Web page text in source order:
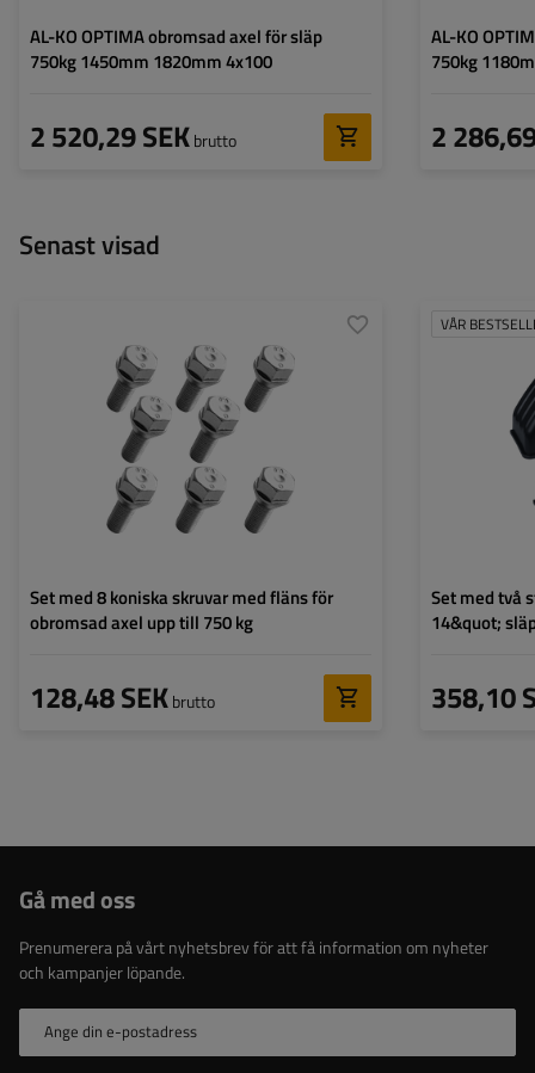
AL-KO OPTIMA obromsad axel för släp
750kg 1450mm 1820mm 4x100
2 520,29 SEKbrutto
AL-KO
750kg
2
Senast visad
Set med 8 koniska skruvar med fläns för
obromsad axel upp till 750 kg
128,48 SEKbrutto
VÅR
Set med två
14&quot;
358,10
Skärmens bredd:
Skärmens höjd:
Monteringshål:
Gå med oss
Prenumerera på vårt nyhetsbrev för att få information om nyheter
och kampanjer löpande.
Ange din e-postadress